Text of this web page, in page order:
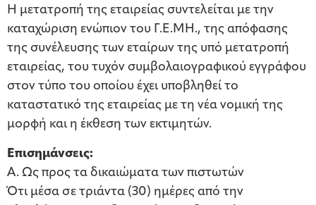
Η μετατροπή της εταιρείας συντελείται με την
καταχώριση ενώπιον του Γ.Ε.ΜΗ., της απόφασης
της συνέλευσης των εταίρων της υπό μετατροπή
εταιρείας, του τυχόν συμβολαιογραφικού εγγράφου
στον τύπο του οποίου έχει υποβληθεί το
καταστατικό της εταιρείας με τη νέα νομική της
μορφή και η έκθεση των εκτιμητών.
Επισημάνσεις:
Α. Ως προς τα δικαιώματα των πιστωτών
Ότι μέσα σε τριάντα (30) ημέρες από την